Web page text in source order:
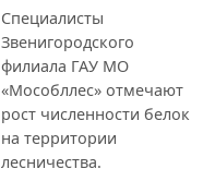
Специалисты
Звенигородского
филиала ГАУ МО
«Мособллес» отмечают
рост численности белок
на территории
лесничества.